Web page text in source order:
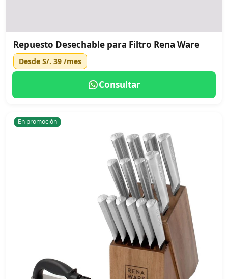
Repuesto Desechable para Filtro Rena Ware
Desde S/. 39 /mes
Consultar
En promoción